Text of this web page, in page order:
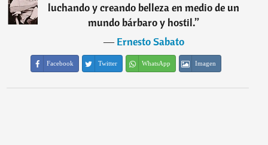
luchando y creando belleza en medio de un
mundo bárbaro y hostil.”
―Ernesto Sabato
Facebook Twitter WhatsApp Imagen